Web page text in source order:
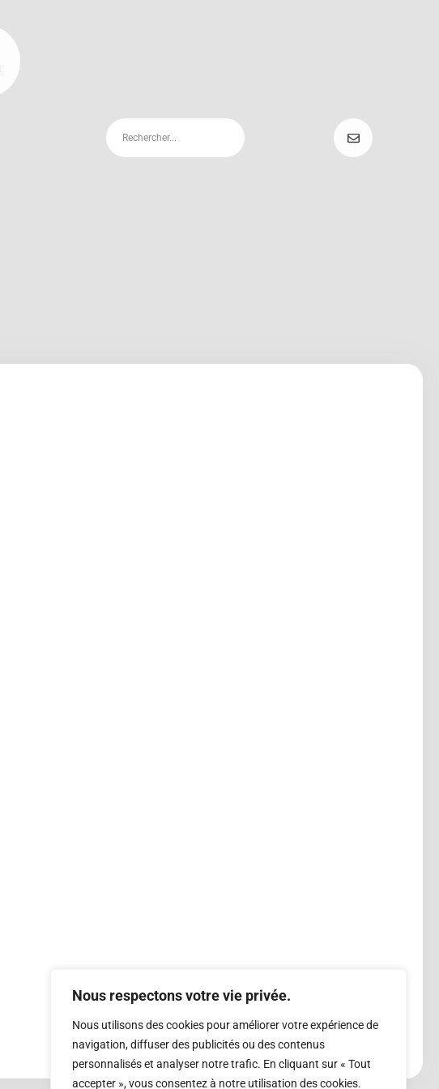
Nous respectons votre vie privée.
Nous utilisons des cookies pour améliorer votre expérience de
navigation, diffuser des publicités ou des contenus
personnalisés et analyser notre trafic. En cliquant sur « Tout
accepter », vous consentez à notre utilisation des cookies.